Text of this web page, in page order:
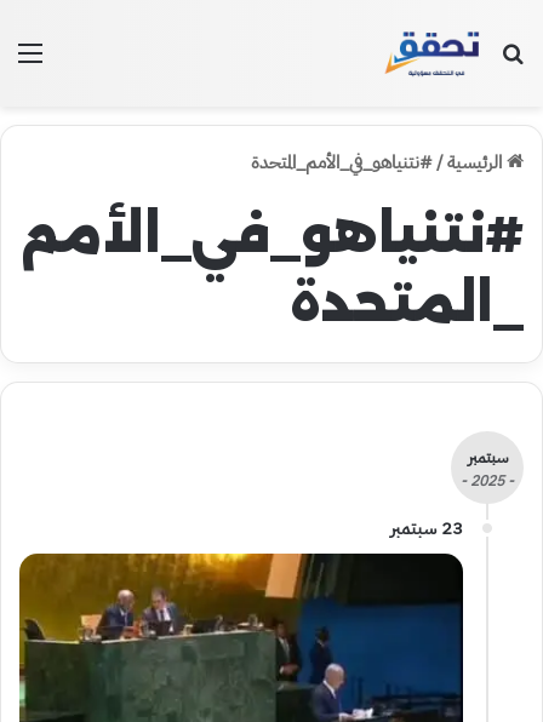
بحث عن
الرئيسية/#نتنياهو_في_الأمم_المتحدة
#نتنياهو_في_الأمم
_المتحدة
سبتمبر
- 2025 -
23 سبتمبر